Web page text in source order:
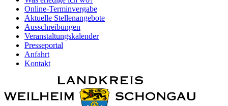
Online-Terminvergabe
Aktuelle Stellenangebote
Ausschreibungen
Veranstaltungskalender
Presseportal
Anfahrt
Kontakt